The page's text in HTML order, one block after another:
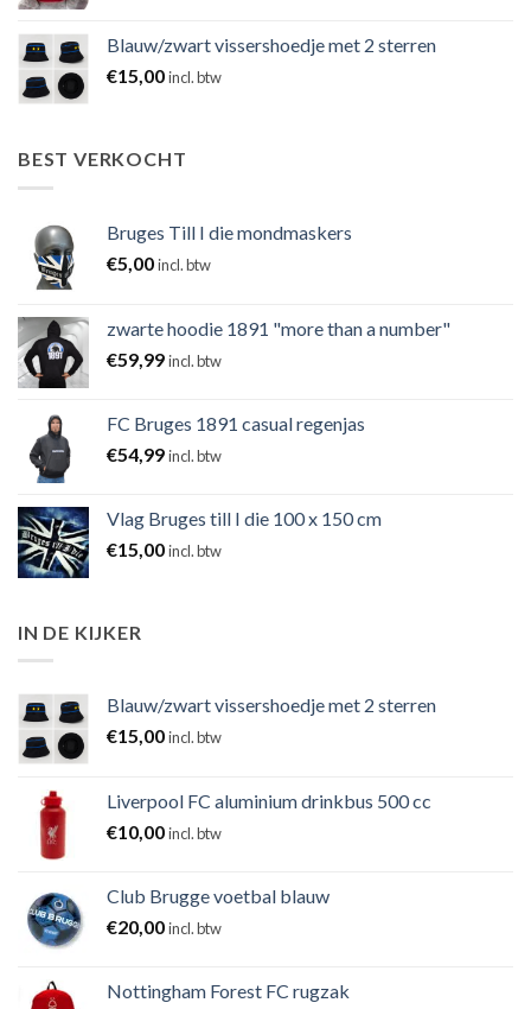
Blauw/zwart vissershoedje met 2 sterren
€15,00incl. btw
BEST VERKOCHT
Bruges Till I die mondmaskers
€5,00incl. btw
zwarte hoodie 1891 "more than a number"
€59,99incl. btw
FC Bruges 1891 casual regenjas
€54,99incl. btw
Vlag Bruges till I die 100 x 150 cm
€15,00incl. btw
IN DE KIJKER
Blauw/zwart vissershoedje met 2 sterren
€15,00incl. btw
Liverpool FC aluminium drinkbus 500 cc
€10,00incl. btw
Club Brugge voetbal blauw
€20,00incl. btw
Nottingham Forest FC rugzak